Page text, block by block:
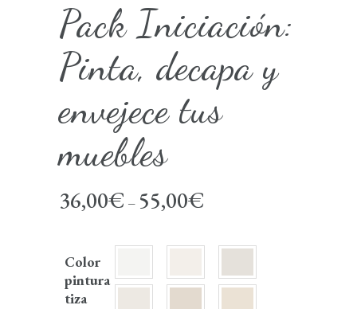
Pack Iniciación:
Pinta, decapa y
envejece tus
muebles
36,00€ – 55,00€
Color
pintura
tiza